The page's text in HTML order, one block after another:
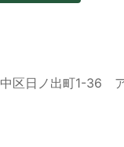
区日ノ出町1-36